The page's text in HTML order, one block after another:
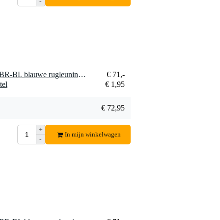
1 x Gator Cases GP-DTH-BR-BL blauwe rugleuning drumkruk
€ 71,-
€ 1,95
€ 72,95
+
-
In mijn winkelwagen